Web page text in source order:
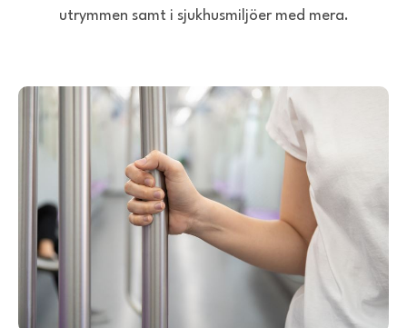
utrymmen samt i sjukhusmiljöer med mera.